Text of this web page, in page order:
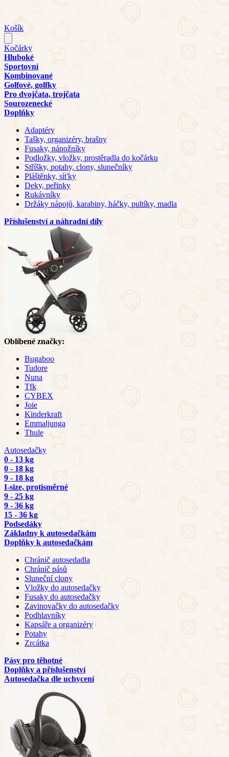
Košík
Kočárky
Hluboké
Sportovní
Kombinované
Golfové, golfky
Pro dvojčata, trojčata
Sourozenecké
Doplňky
Adaptéry
Tašky, organizéry, brašny
Fusaky, nánožníky
Podložky, vložky, prostěradla do kočárku
Stříšky, potahy, clony, slunečníky
Pláštěnky, síťky
Deky, peřinky
Rukávníky
Držáky nápojů, karabiny, háčky, pultíky, madla
Příslušenství a náhradní díly
Oblíbené značky:
Bugaboo
Tudore
Nuna
Tfk
CYBEX
Joie
Kinderkraft
Emmaljunga
Thule
Autosedačky
0 - 13 kg
0 - 18 kg
9 - 18 kg
I-size, protisměrné
9 - 25 kg
9 - 36 kg
15 - 36 kg
Podsedáky
Základny k autosedačkám
Doplňky k autosedačkám
Chránič autosedadla
Chránič pásů
Sluneční clony
Vložky do autosedačky
Fusaky do autosedačky
Zavinovačky do autosedačky
Podhlavníky
Kapsáře a organizéry
Potahy
Zrcátka
Pásy pro těhotné
Doplňky a příslušenství
Autosedačka dle uchycení